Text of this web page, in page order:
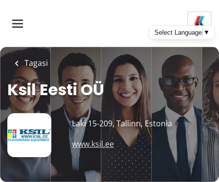
main
Tagasi
Ksil Eesti OÜ
Laki 15-209, Tallinn, Estonia
www.ksil.ee